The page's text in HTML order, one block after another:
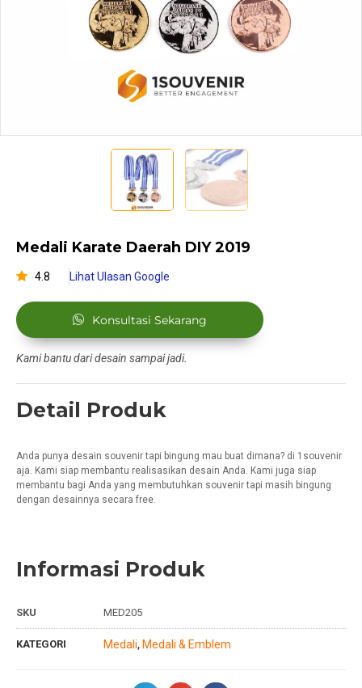
Medali Karate Daerah DIY 2019
4.8 Lihat Ulasan Google
Konsultasi Sekarang
Kami bantu dari desain sampai jadi.
Detail Produk
Anda punya desain souvenir tapi bingung mau buat dimana? di 1souvenir
aja. Kami siap membantu realisasikan desain Anda. Kami juga siap
membantu bagi Anda yang membutuhkan souvenir tapi masih bingung
dengan desainnya secara free.
Informasi Produk
SKU MED205
KATEGORI Medali, Medali & Emblem